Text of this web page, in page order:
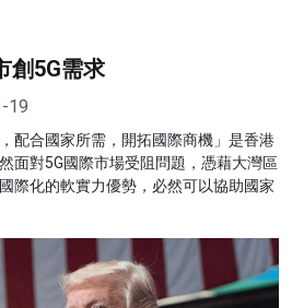
創5G需求
19
配合國家所需，開拓國際商機」是香港
面對5G國際市場受阻問題，憑藉大灣區
際化的軟實力優勢，必然可以協助國家